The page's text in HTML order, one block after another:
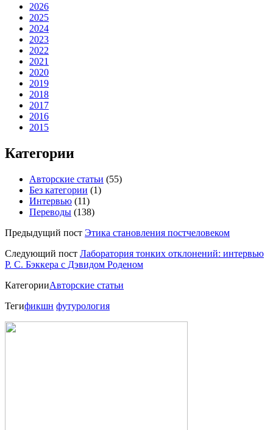
2026
2025
2024
2023
2022
2021
2020
2019
2018
2017
2016
2015
Категории
Авторские статьи (55)
Без категории (1)
Интервью (11)
Переводы (138)
Предыдущий пост Этика становления постчеловеком
Следующий пост Лаборатория тонких отклонений: интервью
Р. С. Бэккера с Дэвидом Роденом
КатегорииАвторские статьи
Тегификшн футурология